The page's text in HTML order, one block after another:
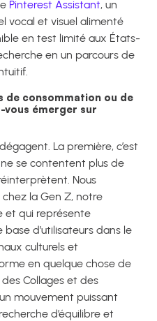
Pinterest Assistant, un
vocal et visuel alimenté
en test limité aux États-
en un parcours de
de consommation ou de
vous émerger sur
La première, c’est
ne se contentent plus de
Nous
la Gen Z, notre
et qui représente
d’utilisateurs dans le
culturels et
en quelque chose de
Collages et des
mouvement puissant
d’équilibre et